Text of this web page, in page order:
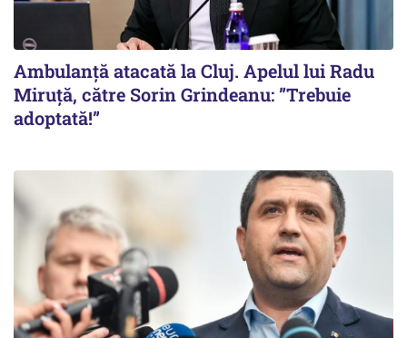
Ambulanță atacată la Cluj. Apelul lui Radu
Miruţă, către Sorin Grindeanu: ”Trebuie
adoptată!”